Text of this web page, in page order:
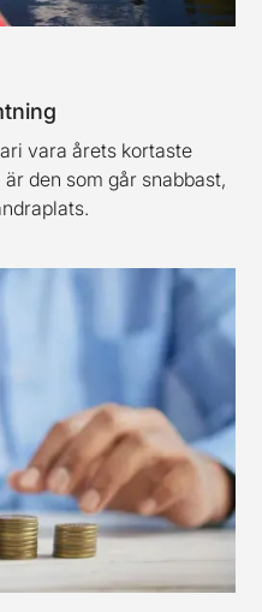
vara årets kortaste
den som går snabbast,